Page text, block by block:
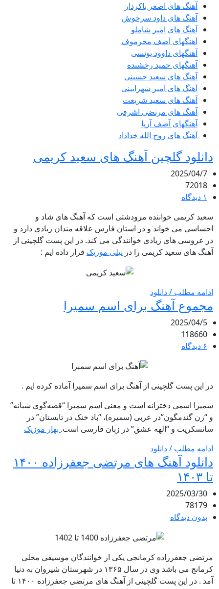
آهنگ های اصغر باکردار
آهنگ های داود سرخوش
آهنگ های امیر شاملو
آهنگهای آصف محرموف
آهنگهای داوود یونسی
آهنگهای حمید رخشنده
آهنگ های سعید حسینی
آهنگ های امیر شهرایینی
آهنگ های سعید شریعت
آهنگ های مرتضی اشرفی
آهنگهای آصف آریا
آهنگ های روح الله خداداد
دانلود گلچین آهنگ های سعید کریمی
2025/04/7
72018
۱ دیدگاه
سعید کریمی خواننده مرودشتی است که آهنگ های شاد و
احساسی می خواند و در استان فارس علاقه مندان زیادی دارد و
در عروسی های زیادی خوانندگی می کند. در این پست گلچینی از
آهنگ های سعید کریمی را در نیلی موزیک قرار داده ایم :
ادامه مطلب / دانلود
مجموع آهنگ برای اسم سمیرا
2025/04/5
118660
۶ دیدگاه
در این پست گلچینی از آهنگ برای اسم سمیرا آماده کرده ایم .
سمیرا اسمی دخترانه است و معنی اسم سمیرا “قصه‌گوی شبانه”
و “زن گندمگون”در عربی (سمیره)، “باد خنک در تابستان” در
سانسکریت و “الهه عشق” در زبان فارسی است. بهار موزیک
ادامه مطلب / دانلود
دانلود آهنگ های مرتضی جعفرزاده ۱۴۰۰
تا ۱۴۰۳
2025/03/30
78179
بدون دیدگاه
مرتضی جعفرزاده کرمانجی یکی از خوانندگان موسیقی محلی
کرمانج می باشد وی در سال ۱۳۶۵ در شهرستان شیروان به دنیا
آمد . در این پست گلچینی از آهنگ های مرتضی جعفرزاده ۱۴۰۰ تا